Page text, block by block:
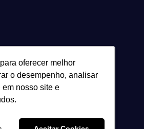
oferecer melhor
o desempenho, analisar
nosso site e
oferecer melhor
o desempenho, analisar
nosso site e